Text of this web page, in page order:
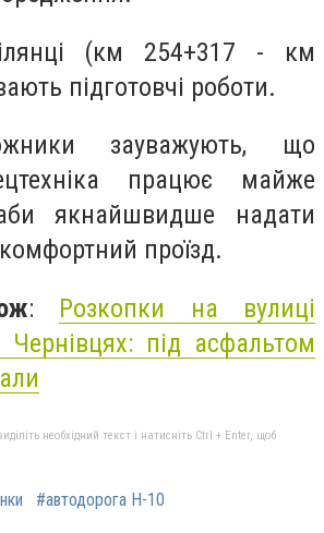
(км 254+317 - км
підготовчі роботи.
зауважують, що
працює майже
якнайшвидше надати
проїзд.
: Розкопки на вулиці
під асфальтом
необхідний текст і натисніть Ctrl + Enter, щоб
#автодорога Н-10